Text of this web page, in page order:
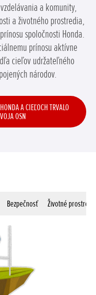
a komunity,
a životného prostredia,
spoločnosti Honda.
prínosu aktívne
cieľov udržateľného
národov.
A CIEĽOCH TRVALO
OSN
Bezpečnosť Životné